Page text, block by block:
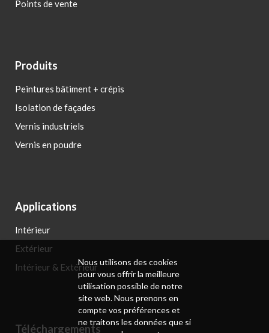
Points de vente
Produits
Peintures bâtiment + crépis
Isolation de façades
Vernis industriels
Vernis en poudre
Applications
Intérieur
Extérieur
Intérieur & Extérieur
Téléchargements
Nous utilisons des cookies
pour vous offrir la meilleure
utilisation possible de notre
site web. Nous prenons en
compte vos préférences et
ne traitons les données que si